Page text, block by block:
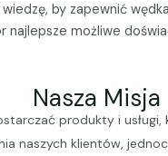
by zapewnić
najlepsze możliwe
Nasza Misja
produkty i
naszych klientów,